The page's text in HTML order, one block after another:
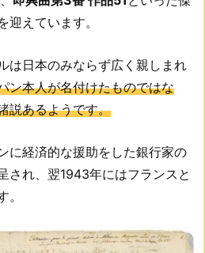
えています。
は日本のみならず広く親しまれ
ン本人が名付けたものではな
説あるようです。
に経済的な援助をした銀行家の
され、翌1943年にはフランスと